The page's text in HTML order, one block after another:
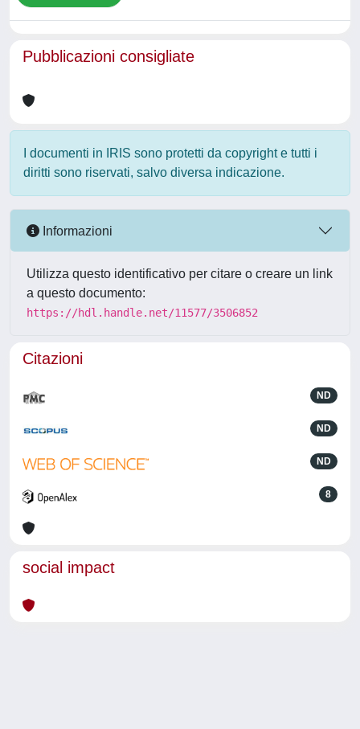
Pubblicazioni consigliate
I documenti in IRIS sono protetti da copyright e tutti i
diritti sono riservati, salvo diversa indicazione.
Informazioni
Utilizza questo identificativo per citare o creare un link
a questo documento:
https://hdl.handle.net/11577/3506852
Citazioni
ND
ND
ND
8
social impact